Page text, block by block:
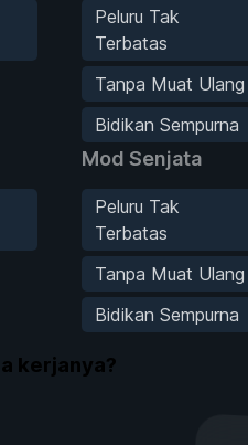
Peluru Tak
Terbatas
Tanpa Muat Ulang
Bidikan Sempurna
Mod Senjata
Peluru Tak
Terbatas
Tanpa Muat Ulang
Bidikan Sempurna
kerjanya?